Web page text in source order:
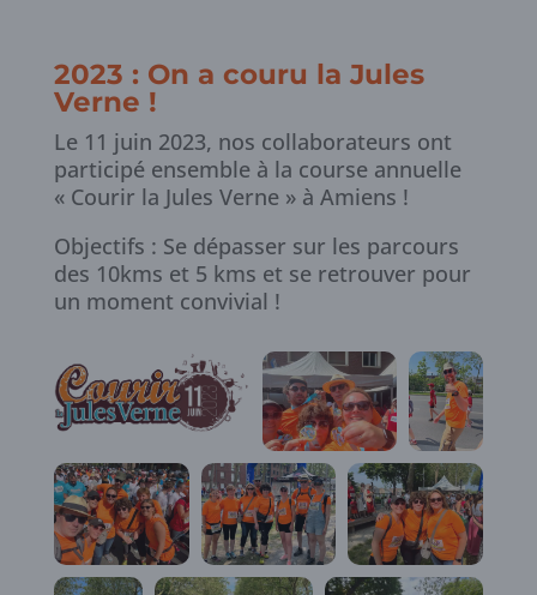
2023 : On a couru la Jules
Verne !
Le 11 juin 2023, nos collaborateurs ont
participé ensemble à la course annuelle
« Courir la Jules Verne » à Amiens !
Objectifs : Se dépasser sur les parcours
des 10kms et 5 kms et se retrouver pour
un moment convivial !